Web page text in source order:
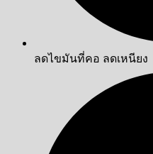
ลดไขมันที่คอ ลดเหนียง